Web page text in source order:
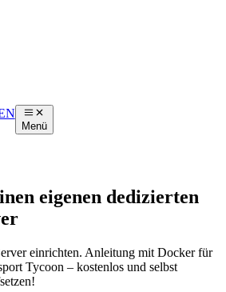
Menü
eigenen dedizierten
einrichten. Anleitung mit Docker für
Tycoon – kostenlos und selbst